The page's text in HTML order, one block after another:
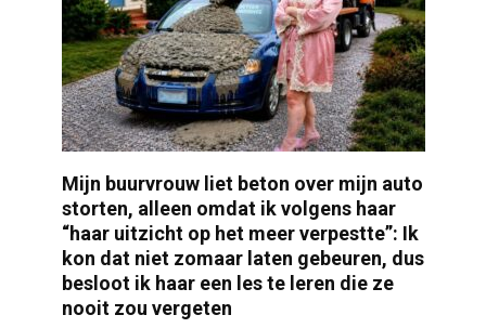
Mijn buurvrouw liet beton over mijn auto
storten, alleen omdat ik volgens haar
“haar uitzicht op het meer verpestte”: Ik
kon dat niet zomaar laten gebeuren, dus
besloot ik haar een les te leren die ze
nooit zou vergeten